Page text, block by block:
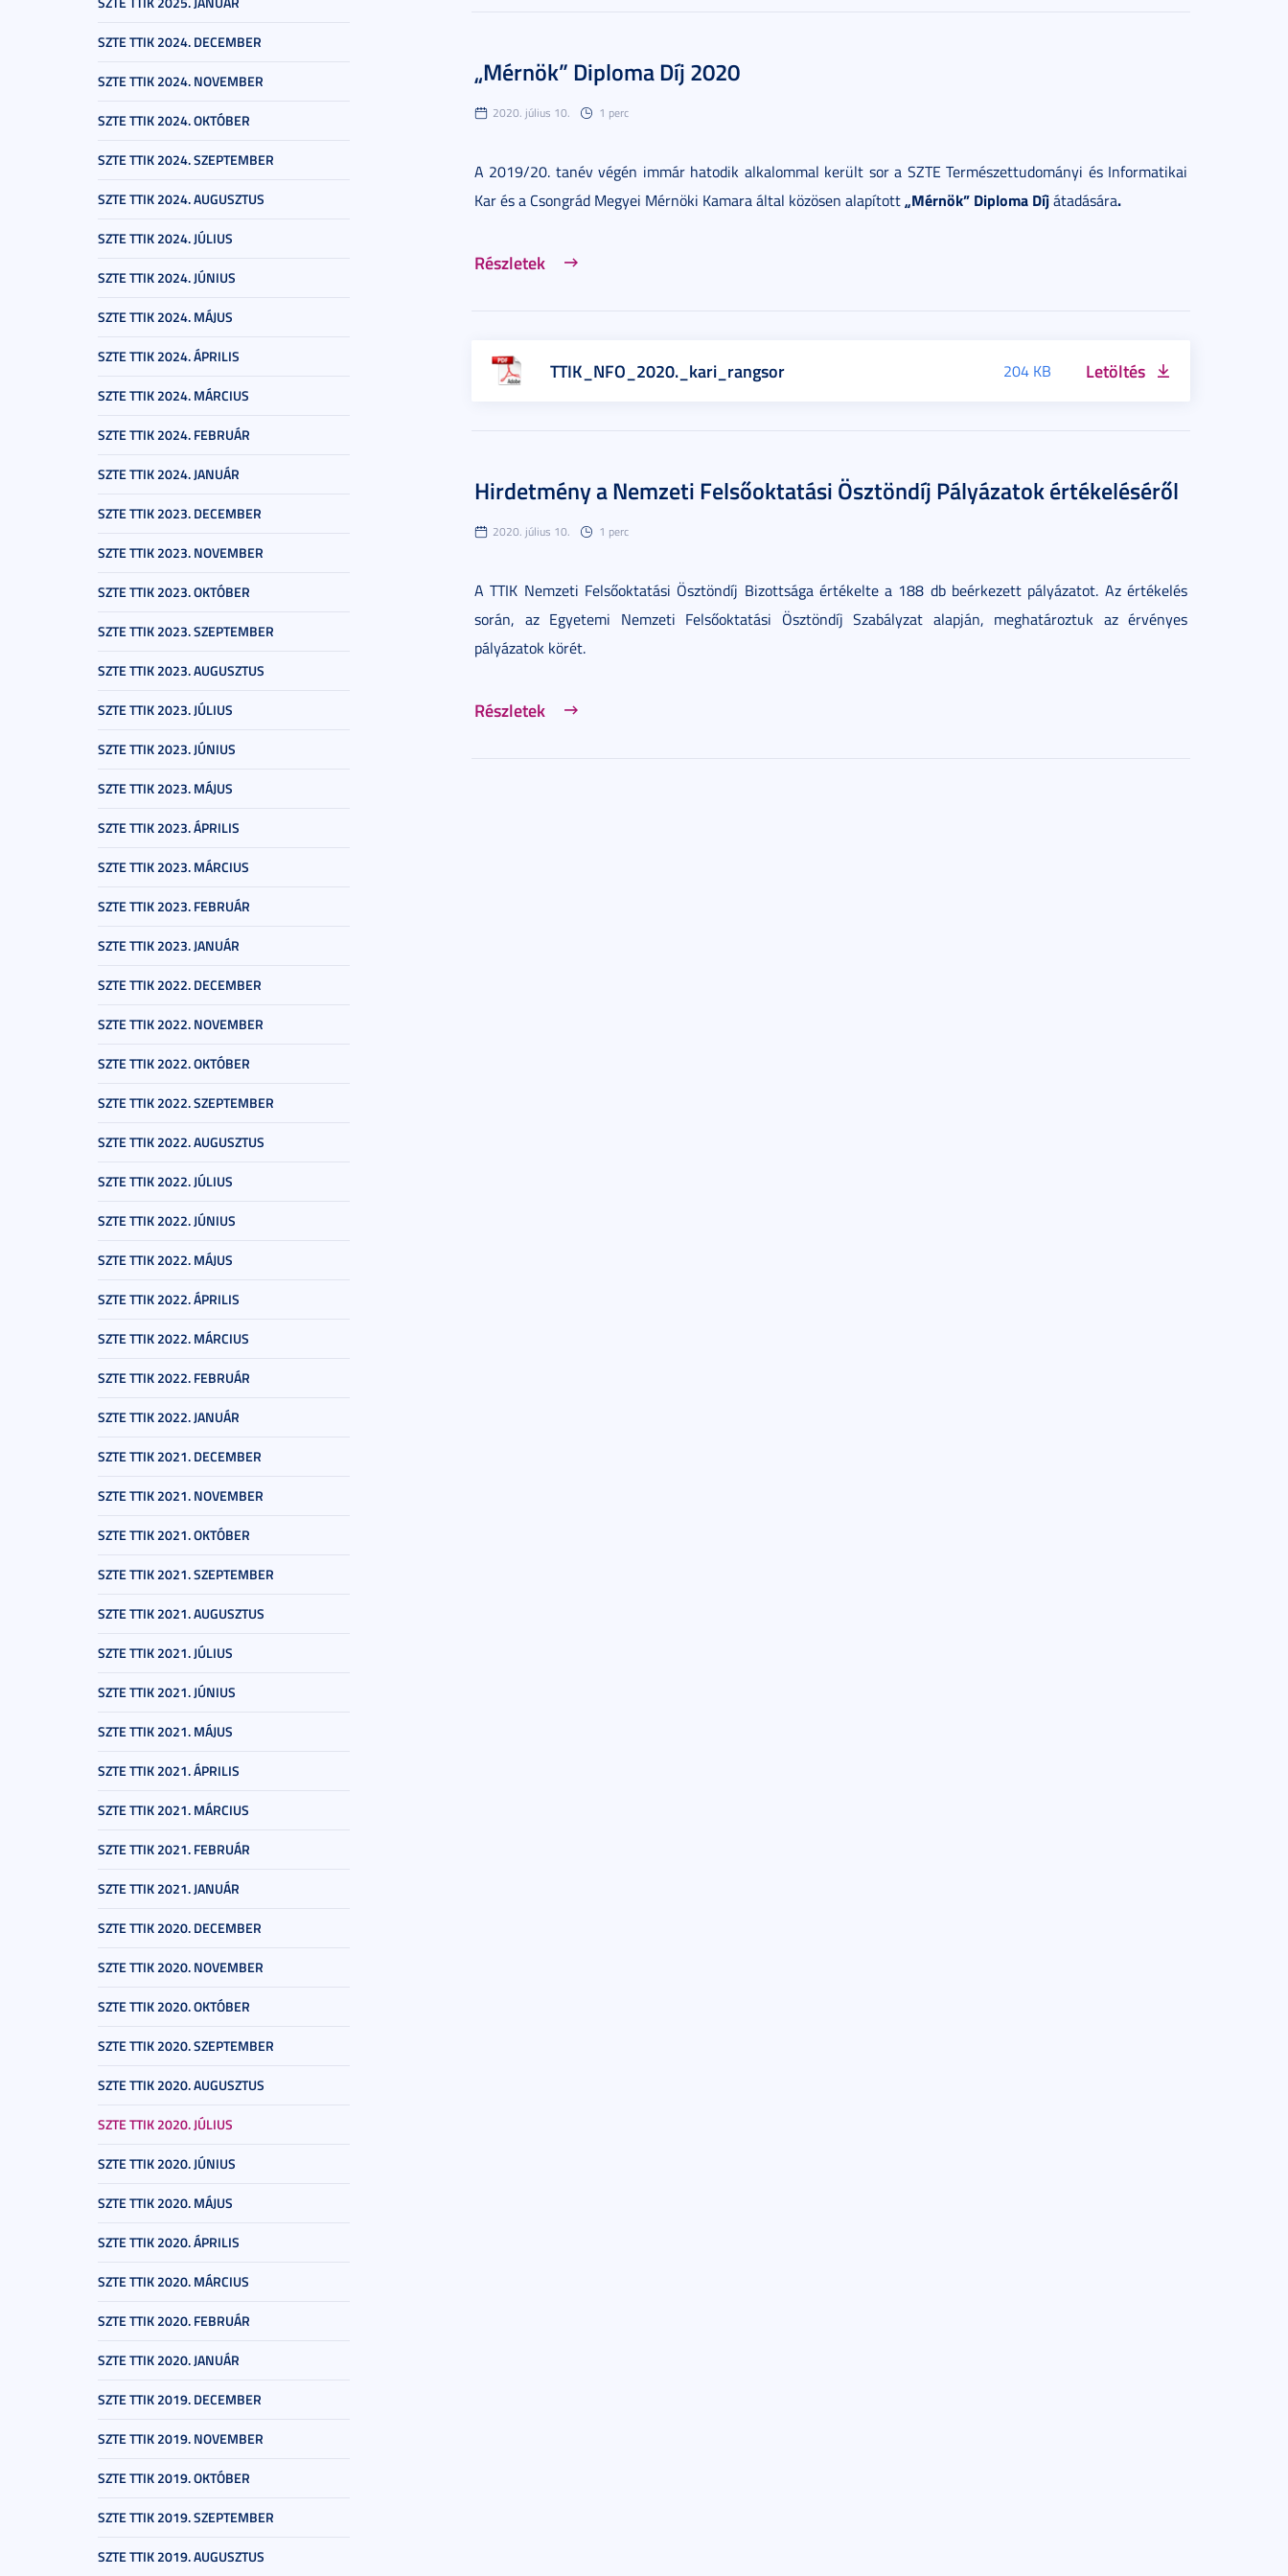
SZTE TTIK 2024. DECEMBER
SZTE TTIK 2024. NOVEMBER
SZTE TTIK 2024. OKTÓBER
SZTE TTIK 2024. SZEPTEMBER
SZTE TTIK 2024. AUGUSZTUS
SZTE TTIK 2024. JÚLIUS
SZTE TTIK 2024. JÚNIUS
SZTE TTIK 2024. MÁJUS
SZTE TTIK 2024. ÁPRILIS
SZTE TTIK 2024. MÁRCIUS
SZTE TTIK 2024. FEBRUÁR
SZTE TTIK 2024. JANUÁR
SZTE TTIK 2023. DECEMBER
SZTE TTIK 2023. NOVEMBER
SZTE TTIK 2023. OKTÓBER
SZTE TTIK 2023. SZEPTEMBER
SZTE TTIK 2023. AUGUSZTUS
SZTE TTIK 2023. JÚLIUS
SZTE TTIK 2023. JÚNIUS
SZTE TTIK 2023. MÁJUS
SZTE TTIK 2023. ÁPRILIS
SZTE TTIK 2023. MÁRCIUS
SZTE TTIK 2023. FEBRUÁR
SZTE TTIK 2023. JANUÁR
SZTE TTIK 2022. DECEMBER
SZTE TTIK 2022. NOVEMBER
SZTE TTIK 2022. OKTÓBER
SZTE TTIK 2022. SZEPTEMBER
SZTE TTIK 2022. AUGUSZTUS
SZTE TTIK 2022. JÚLIUS
SZTE TTIK 2022. JÚNIUS
SZTE TTIK 2022. MÁJUS
SZTE TTIK 2022. ÁPRILIS
SZTE TTIK 2022. MÁRCIUS
SZTE TTIK 2022. FEBRUÁR
SZTE TTIK 2022. JANUÁR
SZTE TTIK 2021. DECEMBER
SZTE TTIK 2021. NOVEMBER
SZTE TTIK 2021. OKTÓBER
SZTE TTIK 2021. SZEPTEMBER
SZTE TTIK 2021. AUGUSZTUS
SZTE TTIK 2021. JÚLIUS
SZTE TTIK 2021. JÚNIUS
SZTE TTIK 2021. MÁJUS
SZTE TTIK 2021. ÁPRILIS
SZTE TTIK 2021. MÁRCIUS
SZTE TTIK 2021. FEBRUÁR
SZTE TTIK 2021. JANUÁR
SZTE TTIK 2020. DECEMBER
SZTE TTIK 2020. NOVEMBER
SZTE TTIK 2020. OKTÓBER
SZTE TTIK 2020. SZEPTEMBER
SZTE TTIK 2020. AUGUSZTUS
SZTE TTIK 2020. JÚLIUS
SZTE TTIK 2020. JÚNIUS
SZTE TTIK 2020. MÁJUS
SZTE TTIK 2020. ÁPRILIS
SZTE TTIK 2020. MÁRCIUS
SZTE TTIK 2020. FEBRUÁR
SZTE TTIK 2020. JANUÁR
SZTE TTIK 2019. DECEMBER
SZTE TTIK 2019. NOVEMBER
SZTE TTIK 2019. OKTÓBER
SZTE TTIK 2019. SZEPTEMBER
SZTE TTIK 2019. AUGUSZTUS
„Mérnök” Diploma Díj 2020
2020. július 10. 1 perc
A 2019/20. tanév végén immár hatodik alkalommal került sor a SZTE Természettudományi és Informatikai
Kar és a Csongrád Megyei Mérnöki Kamara által közösen alapított„Mérnök” Diploma Díjátadására.
Részletek
TTIK_NFO_2020._kari_rangsor 204 KB Letöltés
Hirdetmény a Nemzeti Felsőoktatási Ösztöndíj Pályázatok értékeléséről
2020. július 10. 1 perc
A TTIK Nemzeti Felsőoktatási Ösztöndíj Bizottsága értékelte a 188 db beérkezett pályázatot. Az értékelés
során, az Egyetemi Nemzeti Felsőoktatási Ösztöndíj Szabályzat alapján, meghatároztuk az érvényes
pályázatok körét.
Részletek